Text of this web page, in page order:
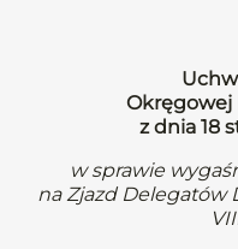
Okręgowej
z dnia 18
w sprawie
na Zjazd Delegatów